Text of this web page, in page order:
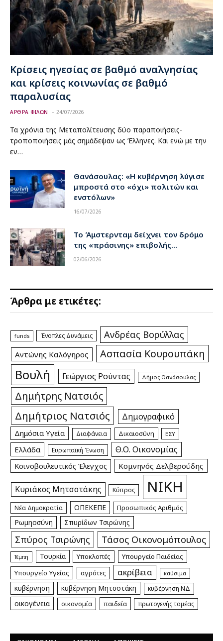
Κρίσεις ηγεσίας σε βαθμό αναλγησίας
και κρίσεις κοινωνίας σε βαθμό
παραλυσίας
ΑΡΘΡΑ ΦΙΛΩΝ 24/07/2026
Τα χρόνια της Μεταπολίτευσης δύο παραποιήσεις-
τροποποιήσεις μάς σημάδεψαν ως Έλληνες. Και ενώ με την
εν…
Θανάσουλας: «Η κυβέρνηση λύγισε
μπροστά στο «όχι» πολιτών και
ενστόλων»
16/07/2026
Το Άμστερνταμ δείχνει τον δρόμο
της «πράσινης» επιβολής…
02/06/2026
Άρθρα με ετικέτες:
funds Ένοπλες Δυνάμεις Ανδρέας Βορύλλας
Αντώνης Καλόγηρος Ασπασία Κουρουπάκη
Βουλή Γεώργιος Ρούντας Δήμος Θανάσουλας
Δημήτρης Νατσιός
Δημήτριος Νατσιός Δημογραφικό
Δημόσια Υγεία Διαφάνεια Δικαιοσύνη ΕΣΥ
Ελλάδα Ευρωπαϊκή Ένωση Θ.Ο. Οικονομίας
Κοινοβουλευτικός Έλεγχος Κομνηνός Δελβερούδης
Κυριάκος Μητσοτάκης Κύπρος ΝΙΚΗ
Νέα Δημοκρατία ΟΠΕΚΕΠΕ Προσωπικός Αριθμός
Ρωμηοσύνη Σπυρίδων Τσιρώνης
Σπύρος Τσιρώνης Τάσος Οικονομόπουλος
Τέμπη Τουρκία Υποκλοπές
Υπουργείο Παιδείας
Υπουργείο Υγείας
αγρότες ακρίβεια καύσιμα
κυβέρνηση κυβέρνηση Μητσοτάκη κυβέρνηση ΝΔ
οικογένεια οικονομία παιδεία πρωτογενής τομέας